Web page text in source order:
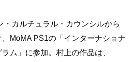
・カルチュラル・カウンシルから
MoMA PS1の「インターナショナ
ム」に参加。村上の作品は、